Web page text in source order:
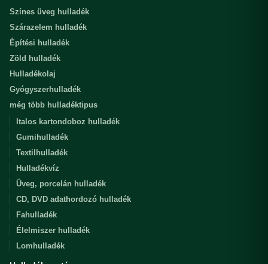
Színes üveg hulladék
Szárazelem hulladék
Építési hulladék
Zöld hulladék
Hulladékolaj
Gyógyszerhulladék
még több hulladéktipus
Italos kartondoboz hulladék
Gumihulladék
Textilhulladék
Hulladékvíz
Üveg, porcelán hulladék
CD, DVD adathordozó hulladék
Fahulladék
Élelmiszer hulladék
Lomhulladék